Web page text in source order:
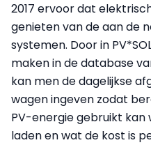
2017 ervoor dat
genieten van de aan de
systemen. Door in
maken in de database
kan men de dagelijkse
wagen ingeven zodat
PV-energie gebruikt
laden en wat de kost is